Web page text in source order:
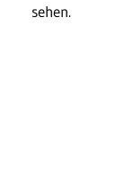
sehen.